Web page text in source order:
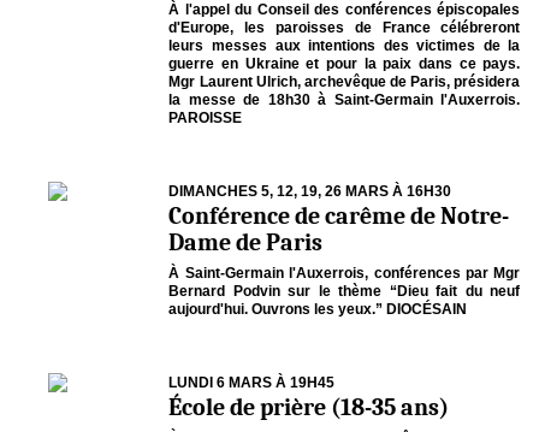
À l'appel du Conseil des conférences épiscopales
d'Europe, les paroisses de France célébreront
leurs messes aux intentions des victimes de la
guerre en Ukraine et pour la paix dans ce pays.
Mgr Laurent Ulrich, archevêque de Paris, présidera
la messe de 18h30 à Saint-Germain l'Auxerrois.
PAROISSE
DIMANCHES 5, 12, 19, 26 MARS À 16H30
Conférence de carême de Notre-
Dame de Paris
À Saint-Germain l'Auxerrois, conférences par Mgr
Bernard Podvin sur le thème “Dieu fait du neuf
aujourd'hui. Ouvrons les yeux.” DIOCÉSAIN
LUNDI 6 MARS À 19H45
École de prière (18-35 ans)